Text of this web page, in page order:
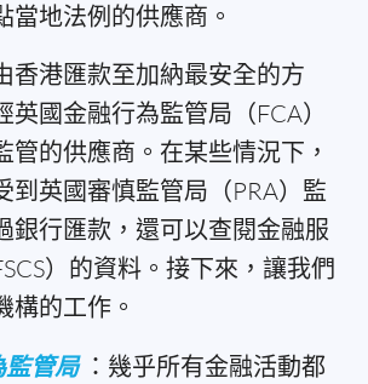
當地法例的供應商。
香港匯款至加納最安全的方
英國金融行為監管局（FCA）
管的供應商。在某些情況下，
到英國審慎監管局（PRA）監
銀行匯款，還可以查閱金融服
）的資料。接下來，讓我們
構的工作。
監管局：幾乎所有金融活動都